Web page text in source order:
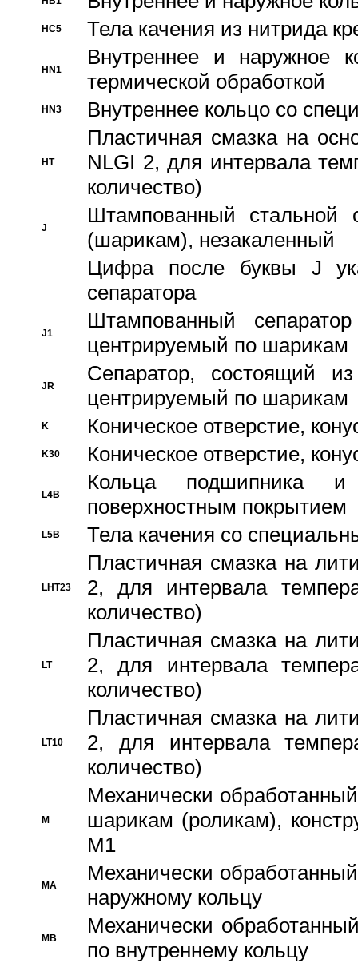
HC5 Тела качения из нитрида
HN1
Bнутреннее и наружное
термической обработкой
HN3 Внутреннее кольцо со
HT
Пластичная смазка на
NLGI 2, для интервала
количество)
J
Штампованный стальной
(шарикам), незакаленный
Цифра после буквы J
сепаратора
J1
Штампованный
центрируемый по шарикам
JR
Сепаратор, состоящий
центрируемый по шарикам
K Коническое отверстие,
K30 Коническое отверстие,
L4B
Кольца подшипника
поверхностным покрытием
L5B Тела качения со
LHT23
Пластичная смазка на
2, для интервала
количество)
LT
Пластичная смазка на
2, для интервала
количество)
LT10
Пластичная смазка на
2, для интервала
количество)
M
Механически
шарикам (роликам),
M1
MA
Механически
наружному кольцу
MB
Механически
по внутреннему кольцу